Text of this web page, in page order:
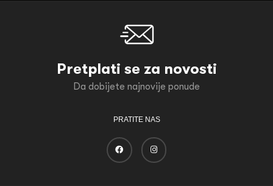
Pretplati se za novosti
Da dobijete najnovije ponude
PRATITE NAS